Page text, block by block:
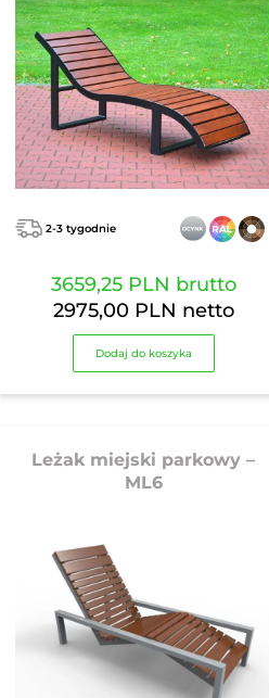
2-3 tygodnie
3659,25 PLN brutto
2975,00 PLN netto
Dodaj do koszyka
Leżak miejski parkowy –
ML6